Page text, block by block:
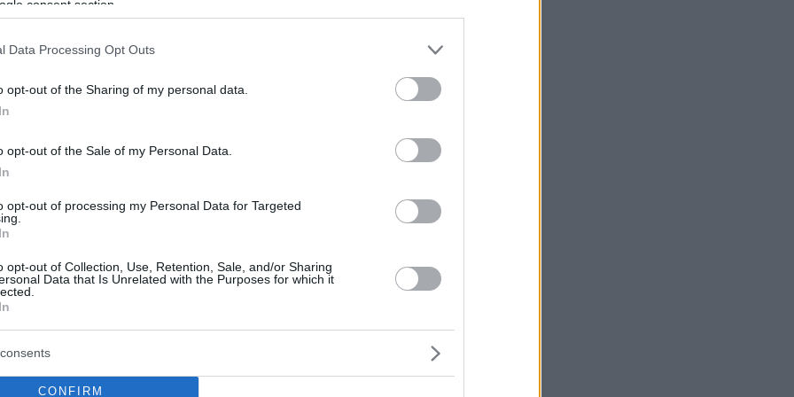
consent section.
Data Processing Opt Outs
opt-out of the Sharing of my personal data.
opt-out of the Sale of my Personal Data.
opt-out of processing my Personal Data for Targeted
opt-out of Collection, Use, Retention, Sale, and/or Sharing
Data that Is Unrelated with the Purposes for which it
CONFIRM
στο ygeiamou.gr o Έλληνας που
είναι ο πιο συχνά εμφανιζόμενος τύπος
πνεύμονα στις γυναίκες και σε άτομα που δεν είναι
Πνεύμονα: Νέα στοχευμένη
για το αδενοκαρκίνωμα
μελέτησαν τους καρκίνους σε προκλινικά μοντέλα
τα ευρήματα σε ιστούς από καρκίνους των